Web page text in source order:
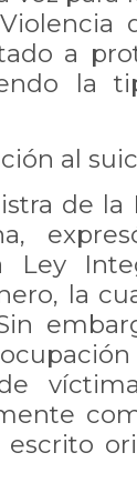
a
la
al
de
Ley
la